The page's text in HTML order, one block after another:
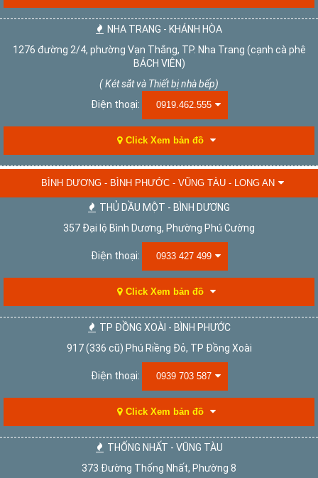
NHA TRANG - KHÁNH HÒA
1276 đường 2/4, phường Vạn Thắng, TP. Nha Trang (cạnh cà phê
BÁCH VIÊN)
( Két sắt và Thiết bị nhà bếp)
Điện thoại:
0919.462.555
Click Xem bản đồ
BÌNH DƯƠNG - BÌNH PHƯỚC - VŨNG TÀU - LONG AN
THỦ DẦU MỘT - BÌNH DƯƠNG
357 Đại lộ Bình Dương, Phường Phú Cường
Điện thoại: 0933 427 499
Click Xem bản đồ
TP ĐỒNG XOÀI - BÌNH PHƯỚC
917 (336 cũ) Phú Riềng Đỏ, TP Đồng Xoài
Điện thoại: 0939 703 587
Click Xem bản đồ
THỐNG NHẤT - VŨNG TÀU
373 Đường Thống Nhất, Phường 8